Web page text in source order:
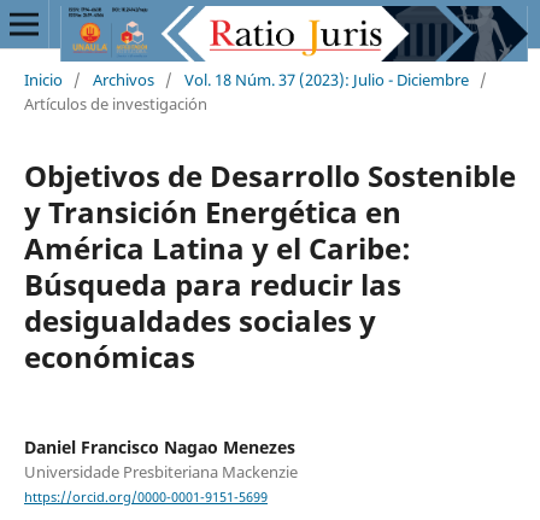
Inicio / Archivos / Vol. 18 Núm. 37 (2023): Julio - Diciembre /
Artículos de investigación
Objetivos de Desarrollo Sostenible
y Transición Energética en
América Latina y el Caribe:
Búsqueda para reducir las
desigualdades sociales y
económicas
Daniel Francisco Nagao Menezes
Universidade Presbiteriana Mackenzie
https://orcid.org/0000-0001-9151-5699